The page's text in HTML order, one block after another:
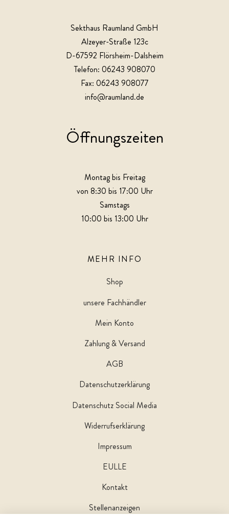
Sekthaus Raumland GmbH
Alzeyer-Straße 123c
D-67592 Flörsheim-Dalsheim
Telefon: 06243 908070
Fax: 06243 908077
info@raumland.de
Öffnungszeiten
Montag bis Freitag
von 8:30 bis 17:00 Uhr
Samstags
10:00 bis 13:00 Uhr
MEHR INFO
Shop
unsere Fachhändler
Mein Konto
Zahlung & Versand
AGB
Datenschutzerklärung
Datenschutz Social Media
Widerrufserklärung
Impressum
EULLE
Kontakt
Stellenanzeigen